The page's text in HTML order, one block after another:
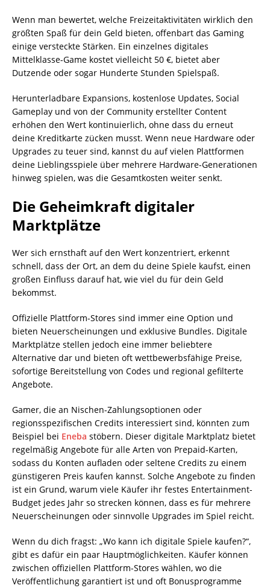
Wenn man bewertet, welche Freizeitaktivitäten wirklich den
größten Spaß für dein Geld bieten, offenbart das Gaming
einige versteckte Stärken. Ein einzelnes digitales
Mittelklasse-Game kostet vielleicht 50 €, bietet aber
Dutzende oder sogar Hunderte Stunden Spielspaß.
Herunterladbare Expansions, kostenlose Updates, Social
Gameplay und von der Community erstellter Content
erhöhen den Wert kontinuierlich, ohne dass du erneut
deine Kreditkarte zücken musst. Wenn neue Hardware oder
Upgrades zu teuer sind, kannst du auf vielen Plattformen
deine Lieblingsspiele über mehrere Hardware-Generationen
hinweg spielen, was die Gesamtkosten weiter senkt.
Die Geheimkraft digitaler
Marktplätze
Wer sich ernsthaft auf den Wert konzentriert, erkennt
schnell, dass der Ort, an dem du deine Spiele kaufst, einen
großen Einfluss darauf hat, wie viel du für dein Geld
bekommst.
Offizielle Plattform-Stores sind immer eine Option und
bieten Neuerscheinungen und exklusive Bundles. Digitale
Marktplätze stellen jedoch eine immer beliebtere
Alternative dar und bieten oft wettbewerbsfähige Preise,
sofortige Bereitstellung von Codes und regional gefilterte
Angebote.
Gamer, die an Nischen-Zahlungsoptionen oder
regionsspezifischen Credits interessiert sind, könnten zum
Beispiel bei Eneba stöbern. Dieser digitale Marktplatz bietet
regelmäßig Angebote für alle Arten von Prepaid-Karten,
sodass du Konten aufladen oder seltene Credits zu einem
günstigeren Preis kaufen kannst. Solche Angebote zu finden
ist ein Grund, warum viele Käufer ihr festes Entertainment-
Budget jedes Jahr so strecken können, dass es für mehrere
Neuerscheinungen oder sinnvolle Upgrades im Spiel reicht.
Wenn du dich fragst: „Wo kann ich digitale Spiele kaufen?“,
gibt es dafür ein paar Hauptmöglichkeiten. Käufer können
zwischen offiziellen Plattform-Stores wählen, wo die
Veröffentlichung garantiert ist und oft Bonusprogramme